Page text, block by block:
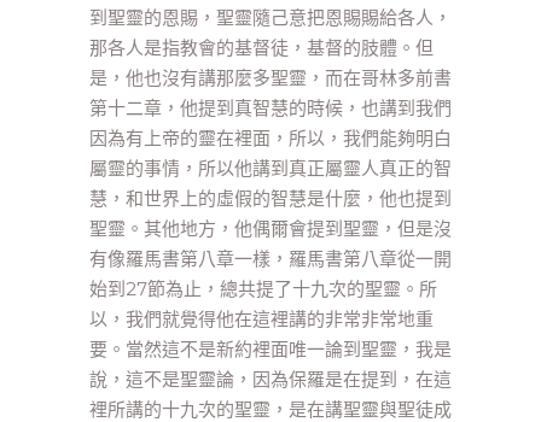
到聖靈的恩賜，聖靈隨己意把恩賜賜給各人，
那各人是指教會的基督徒，基督的肢體。但
是，他也沒有講那麼多聖靈，而在哥林多前書
第十二章，他提到真智慧的時候，也講到我們
因為有上帝的靈在裡面，所以，我們能夠明白
屬靈的事情，所以他講到真正屬靈人真正的智
慧，和世界上的虛假的智慧是什麼，他也提到
聖靈。其他地方，他偶爾會提到聖靈，但是沒
有像羅馬書第八章一樣，羅馬書第八章從一開
始到27節為止，總共提了十九次的聖靈。所
以，我們就覺得他在這裡講的非常非常地重
要。當然這不是新約裡面唯一論到聖靈，我是
說，這不是聖靈論，因為保羅是在提到，在這
裡所講的十九次的聖靈，是在講聖靈與聖徒成